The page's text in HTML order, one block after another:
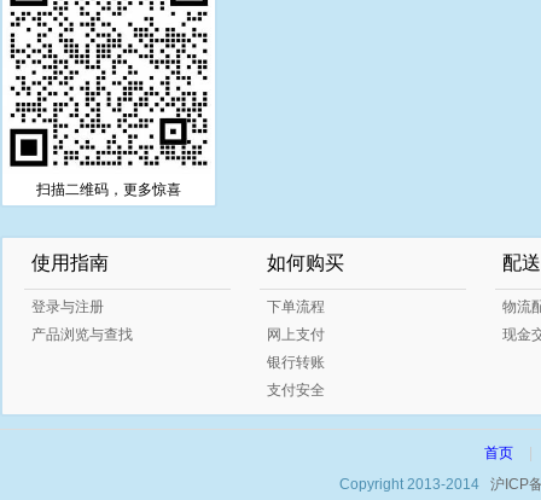
扫描二维码，更多惊喜
使用指南
登录与注册
产品浏览与查找
如何购买
下单流程
网上支付
银行转账
支付安全
配
物流
现金
首页
Copyright 2013-2014 沪ICP